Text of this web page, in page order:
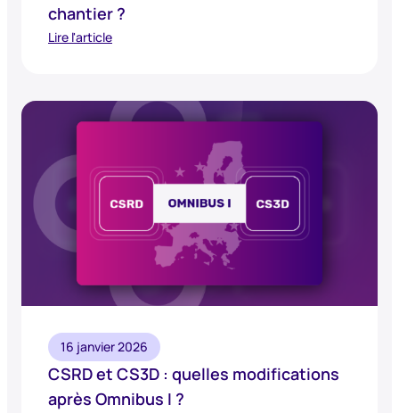
chantier ?
Lire l'article
16 janvier 2026
CSRD et CS3D : quelles modifications
après Omnibus I ?